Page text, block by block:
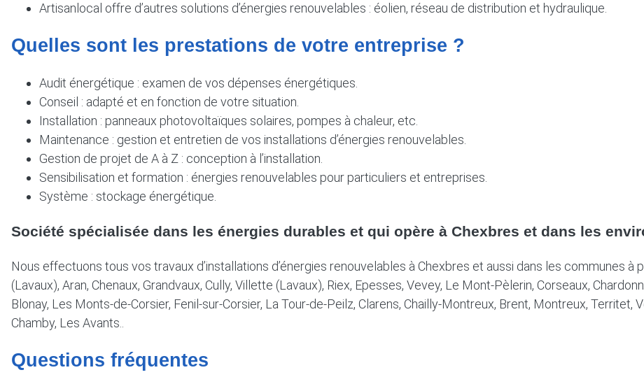
Artisanlocal offre d’autres solutions d’énergies renouvelables : éolien, réseau de distribution et hydraulique.
Quelles sont les prestations de votre entreprise ?
Audit énergétique : examen de vos dépenses énergétiques.
Conseil : adapté et en fonction de votre situation.
Installation : panneaux photovoltaïques solaires, pompes à chaleur, etc.
Maintenance : gestion et entretien de vos installations d’énergies renouvelables.
Gestion de projet de A à Z : conception à l’installation.
Sensibilisation et formation : énergies renouvelables pour particuliers et entreprises.
Système : stockage énergétique.
Société spécialisée dans les énergies durables et qui opère à Chexbres et dans les
Nous effectuons tous vos travaux d’installations d’énergies renouvelables à Chexbres et aussi dans les communes à
(Lavaux), Aran, Chenaux, Grandvaux, Cully, Villette (Lavaux), Riex, Epesses, Vevey, Le Mont-Pèlerin, Corseaux,
Blonay, Les Monts-de-Corsier, Fenil-sur-Corsier, La Tour-de-Peilz, Clarens, Chailly-Montreux, Brent, Montreux, Territet,
Chamby, Les Avants..
Questions fréquentes